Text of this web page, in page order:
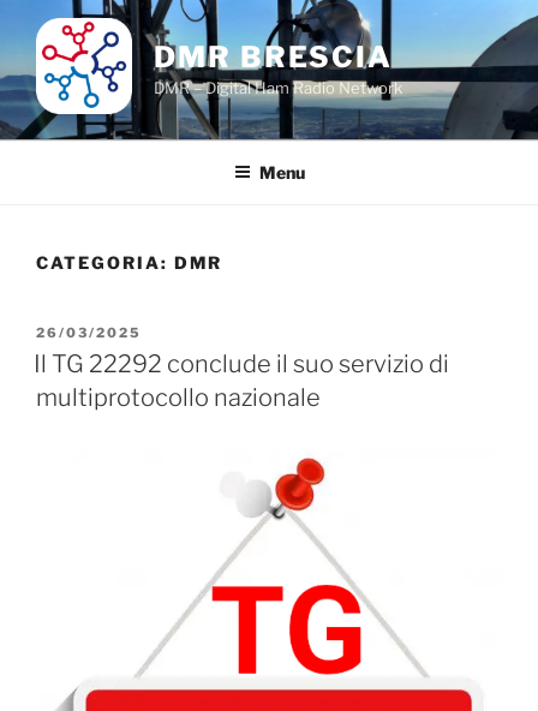
contenuto
DMR BRESCIA
DMR – Digital Ham Radio Network
Menu
CATEGORIA: DMR
PUBBLICATO
IL
26/03/2025
Il TG 22292 conclude il suo servizio di
multiprotocollo nazionale